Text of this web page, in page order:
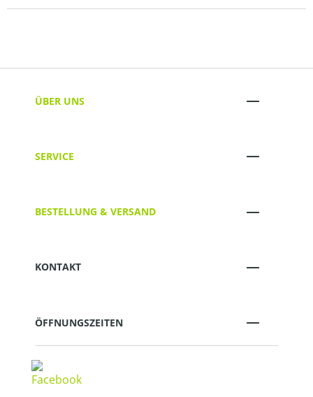
ÜBER UNS
SERVICE
BESTELLUNG & VERSAND
KONTAKT
ÖFFNUNGSZEITEN